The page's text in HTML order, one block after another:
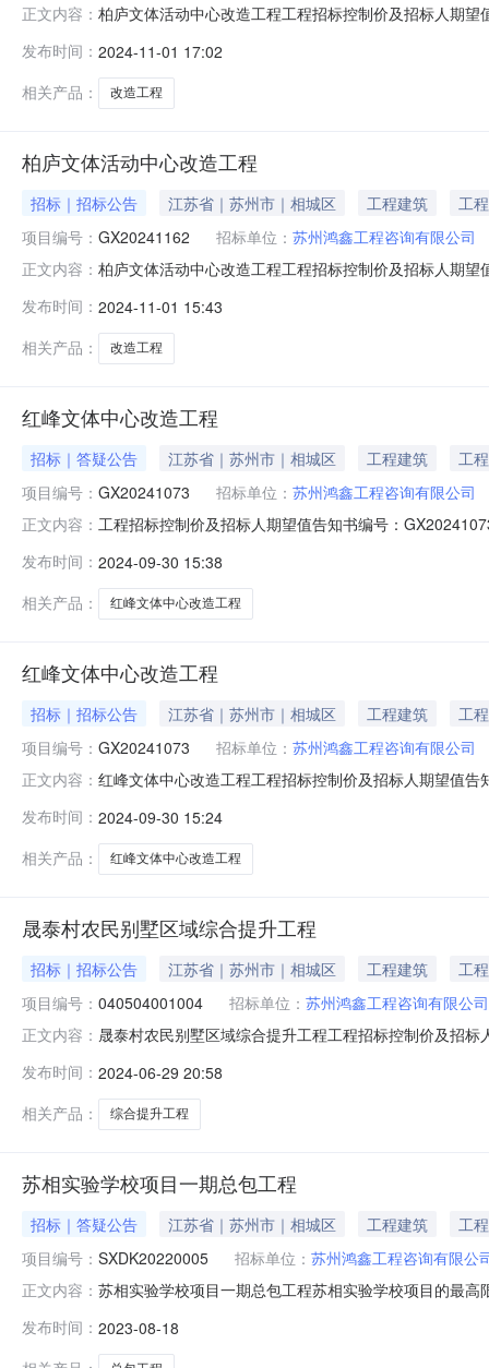
正文内容： 柏庐文体活动中心改造工程工程招标控制价及招标人期
元）附件：招标控制价文件折扣率（%）：100%(暂列
（￥243.2021万元）
发布时间： 2024-11-01 17:02
相关产品：
改造工程
柏庐文体活动中心改造工程
招标｜招标公告 江苏省｜苏州市｜相城区 工程建筑
工程
项目编号： GX20241162 招标单位： 苏州鸿鑫工程咨询有限公司
正文内容： 柏庐文体活动中心改造工程工程招标控制价及招标人期
元）附件：招标控制价文件折扣率（%）：100%(暂列
（￥243.2021万元）
发布时间： 2024-11-01 15:43
相关产品：
改造工程
红峰文体中心改造工程
招标｜答疑公告 江苏省｜苏州市｜相城区 工程建筑
工程
项目编号： GX20241073 招标单位： 苏州鸿鑫工程咨询有限公司
正文内容： 工程招标控制价及招标人期望值告知书编号：
（%）：100%(暂列金额不参与下浮、暂列金额为0万元
工程招标控制价及招标
发布时间： 2024-09-30 15:38
相关产品：
红峰文体中心改造工程
红峰文体中心改造工程
招标｜招标公告 江苏省｜苏州市｜相城区 工程建筑
工程
项目编号： GX20241073 招标单位： 苏州鸿鑫工程咨询有限公司
正文内容： 红峰文体中心改造工程工程招标控制价及招标人期望值
标控制价文件折扣率（%）：100%(暂列金额不参与下
元）如对上述招标项目
发布时间： 2024-09-30 15:24
相关产品：
红峰文体中心改造工程
晟泰村农民别墅区域综合提升工程
招标｜招标公告 江苏省｜苏州市｜相城区 工程建筑
工程
项目编号： 040504001004 招标单位： 苏州鸿鑫工程咨询有限公司
正文内容： 晟泰村农民别墅区域综合提升工程工程招标控制价及招
件:招标控制价文件折扣率(%):92(暂列金额不参与下浮、
发布时间： 2024-06-29 20:58
相关产品：
综合提升工程
苏相实验学校项目一期总包工程
招标｜答疑公告 江苏省｜苏州市｜相城区 工程建筑
工程
项目编号： SXDK20220005 招标单位： 苏州鸿鑫工程咨询有限公
正文内容： 苏相实验学校项目一期总包工程苏相实验学校项目的最
有限公司苏鸿鑫字（2023）B245号SXDK20220005地
发布时间： 2023-08-18